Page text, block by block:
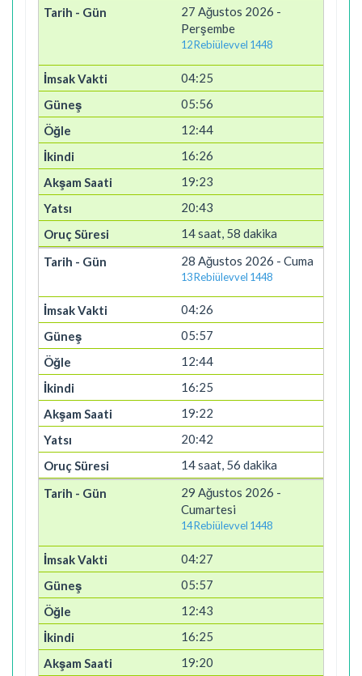
27 Ağustos 2026 -
Perşembe
12 Rebiülevvel 1448
04:25
05:56
12:44
16:26
19:23
20:43
14 saat, 58 dakika
28 Ağustos 2026 - Cuma
13 Rebiülevvel 1448
04:26
05:57
12:44
16:25
19:22
20:42
14 saat, 56 dakika
29 Ağustos 2026 -
Cumartesi
14 Rebiülevvel 1448
04:27
05:57
12:43
16:25
19:20